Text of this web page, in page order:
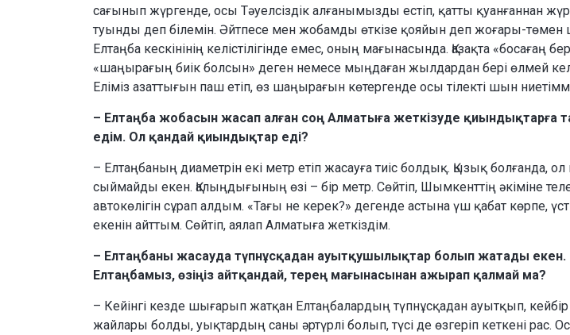
сағынып жүргенде, осы Тәуелсіздік алғанымызды естіп, қатты қуанғаннан
туынды деп білемін. Әйтпесе мен жобамды өткізе қояйын деп жоғары-төмен
Елтаңба кескінінің келістілігінде емес, оның мағынасында. Қазақта «босағаң
«шаңырағың биік болсын» деген немесе мыңдаған жылдардан бері өлмей
Еліміз азаттығын паш етіп, өз шаңырағын көтергенде осы тілекті шын
– Елтаңба жобасын жасап алған соң Алматыға жеткізуде қиындықтарға
едім. Ол қандай қиындықтар еді?
– Елтаңбаның диаметрін екі метр етіп жасауға тиіс болдық. Қызық болғанда,
сыймайды екен. Қалыңдығының өзі – бір метр. Сөйтіп, Шымкенттің әкіміне
автокөлігін сұрап алдым. «Тағы не керек?» дегенде астына үш қабат көрпе,
екенін айттым. Сөйтіп, аялап Алматыға жеткіздім.
– Елтаңбаны жасауда түпнұсқадан ауытқушылықтар болып жатады
Елтаңбамыз, өзіңіз айтқандай, терең мағынасынан ажырап қалмай ма?
– Кейінгі кезде шығарып жатқан Елтаңбалардың түпнұсқадан ауытқып, кейбір
жайлары болды, уықтардың саны әртүрлі болып, түсі де өзгеріп кеткені рас.